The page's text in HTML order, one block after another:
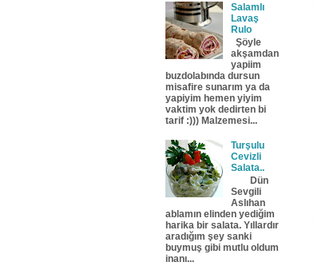
Salamlı
Lavaş
Rulo
Şöyle
akşamdan
yapiim
buzdolabında dursun
misafire sunarım ya da
yapiyim hemen yiyim
vaktim yok dedirten bi
tarif :))) Malzemesi...
Turşulu
Cevizli
Salata..
Dün
Sevgili
Aslıhan
ablamın elinden yediğim
harika bir salata. Yıllardır
aradığım şey sanki
buymuş gibi mutlu oldum
inanı...